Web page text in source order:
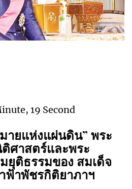
19 Second
ายแห่งแผ่นดิน” พระ
ศาสตร์และพระ
ยุติธรรมของ สมเด็จ
าฟ้าพัชรกิติยาภาฯ